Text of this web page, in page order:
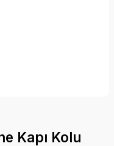
Kapı Kolu